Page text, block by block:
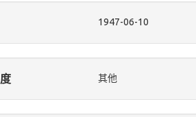
1947-06-10
其他